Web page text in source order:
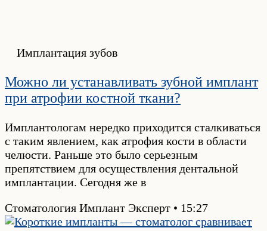
Имплантация зубов
Можно ли устанавливать зубной имплант
при атрофии костной ткани?
Имплантологам нередко приходится сталкиваться
с таким явлением, как атрофия кости в области
челюсти. Раньше это было серьезным
препятствием для осуществления дентальной
имплантации. Сегодня же в
Стоматология Имплант Эксперт
15:27